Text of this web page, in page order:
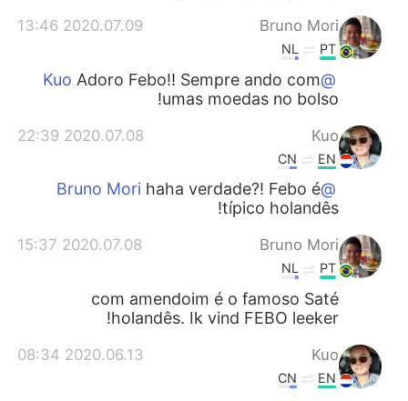
Bruno Mori
2020.07.09 13:46
PT
NL
@Kuo
Adoro Febo!! Sempre ando com
umas moedas no bolso!
Kuo
2020.07.08 22:39
EN
CN
@Bruno Mori
haha verdade?! Febo é
típico holandês!
Bruno Mori
2020.07.08 15:37
PT
NL
com amendoim é o famoso Saté
holandês. Ik vind FEBO leeker!
Kuo
2020.06.13 08:34
EN
CN